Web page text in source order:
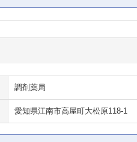
調剤薬局
愛知県江南市高屋町大松原118-1